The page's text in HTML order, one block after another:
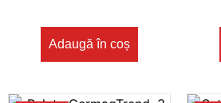
Adaugă în coș